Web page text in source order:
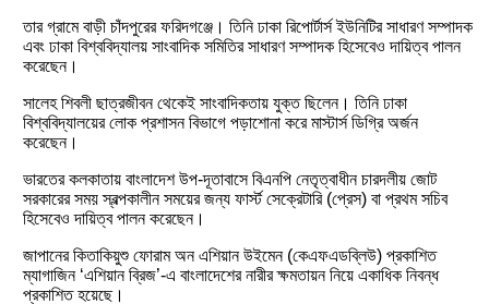
তার গ্রামে বাড়ী চাঁদপুরের ফরিদগঞ্জে। তিনি ঢাকা রিপোর্টার্স ইউনিটির সাধারণ সম্পাদক
এবং ঢাকা বিশ্ববিদ্যালয় সাংবাদিক সমিতির সাধারণ সম্পাদক হিসেবেও দায়িত্ব পালন
করেছেন।
সালেহ শিবলী ছাত্রজীবন থেকেই সাংবাদিকতায় যুক্ত ছিলেন। তিনি ঢাকা
বিশ্ববিদ্যালয়ের লোক প্রশাসন বিভাগে পড়াশোনা করে মাস্টার্স ডিগ্রি অর্জন
করেছেন।
ভারতের কলকাতায় বাংলাদেশ উপ-দূতাবাসে বিএনপি নেতৃত্বাধীন চারদলীয় জোট
সরকারের সময় স্বল্পকালীন সময়ের জন্য ফার্স্ট সেক্রেটারি (প্রেস) বা প্রথম সচিব
হিসেবেও দায়িত্ব পালন করেছেন।
জাপানের কিতাকিয়ুশু ফোরাম অন এশিয়ান উইমেন (কেএফএডব্লিউ) প্রকাশিত
ম্যাগাজিন ‘এশিয়ান ব্রিজ’-এ বাংলাদেশের নারীর ক্ষমতায়ন নিয়ে একাধিক নিবন্ধ
প্রকাশিত হয়েছে।